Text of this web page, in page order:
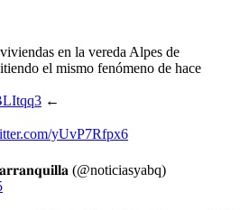
en la vereda Alpes de
el mismo fenómeno de hace
←
yUvP7Rfpx6
(@noticiasyabq)